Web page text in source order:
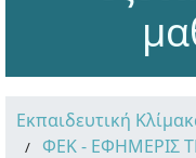
Εκπαιδευτική
ΦΕΚ - ΕΦΗΜΕΡΙΣ